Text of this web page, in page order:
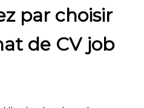
par choisir
de CV job